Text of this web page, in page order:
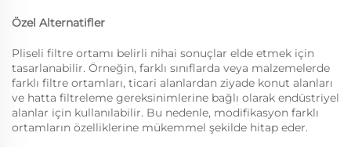
Özel Alternatifler
Pliseli filtre ortamı belirli nihai sonuçlar elde etmek için
tasarlanabilir. Örneğin, farklı sınıflarda veya malzemelerde
farklı filtre ortamları, ticari alanlardan ziyade konut alanları
ve hatta filtreleme gereksinimlerine bağlı olarak endüstriyel
alanlar için kullanılabilir. Bu nedenle, modifikasyon farklı
ortamların özelliklerine mükemmel şekilde hitap eder.